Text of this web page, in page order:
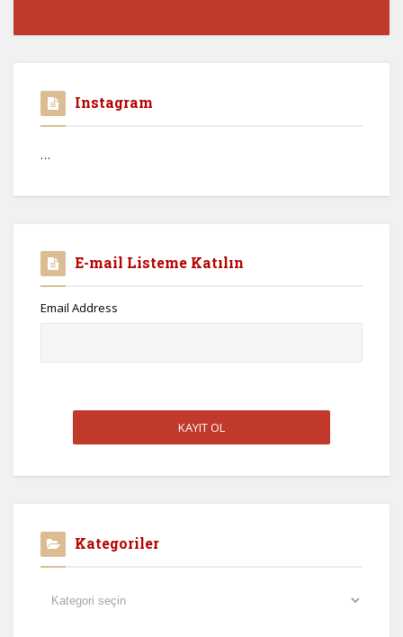
Instagram
…
E-mail Listeme Katılın
Email Address
Kategoriler
Kategoriler